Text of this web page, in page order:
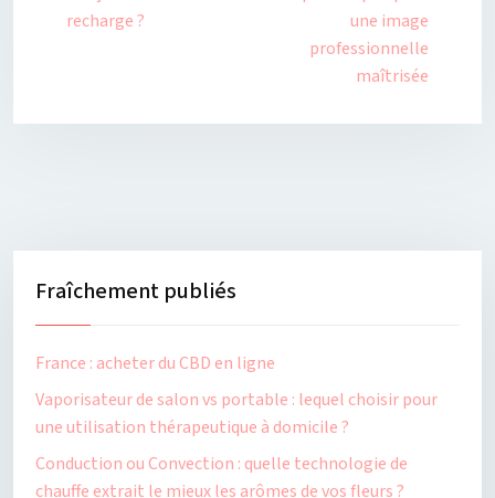
recharge ?
une image
professionnelle
maîtrisée
Fraîchement publiés
France : acheter du CBD en ligne
Vaporisateur de salon vs portable : lequel choisir pour
une utilisation thérapeutique à domicile ?
Conduction ou Convection : quelle technologie de
chauffe extrait le mieux les arômes de vos fleurs ?